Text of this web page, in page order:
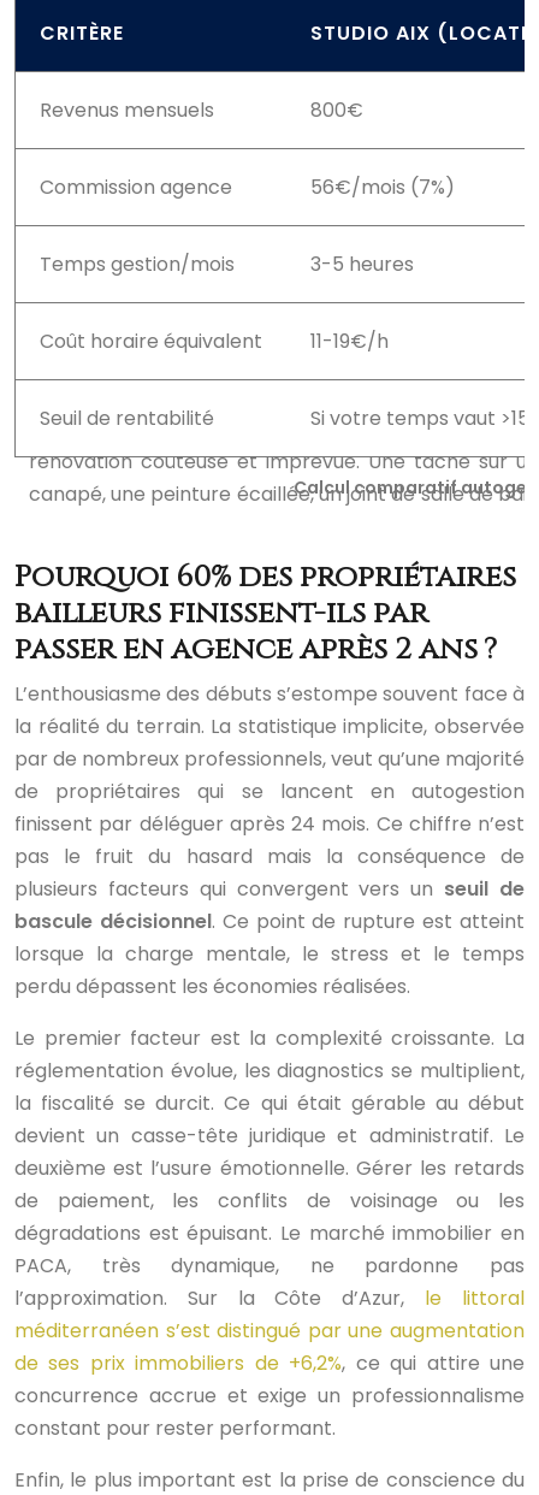
Calcul comparatif
CRITÈRE STUDIO AIX
Revenus mensuels 800€
Commission agence 56€/mois (7%)
Temps gestion/mois 3-5 heures
Coût horaire équivalent 11-19€/h
Seuil de rentabilité Si votre temps vaut
Pourquoi 60% des propriétaires
bailleurs finissent-ils par
passer en agence après 2 ans ?
L’enthousiasme des débuts s’estompe souvent face à
la réalité du terrain. La statistique implicite, observée
par de nombreux professionnels, veut qu’une majorité
de propriétaires qui se lancent en autogestion
finissent par déléguer après 24 mois. Ce chiffre n’est
pas le fruit du hasard mais la conséquence de
plusieurs facteurs qui convergent vers un seuil de
bascule décisionnel. Ce point de rupture est atteint
lorsque la charge mentale, le stress et le temps
perdu dépassent les économies réalisées.
Le premier facteur est la complexité croissante. La
réglementation évolue, les diagnostics se multiplient,
la fiscalité se durcit. Ce qui était gérable au début
devient un casse-tête juridique et administratif. Le
deuxième est l’usure émotionnelle. Gérer les retards
de paiement, les conflits de voisinage ou les
dégradations est épuisant. Le marché immobilier en
PACA, très dynamique, ne pardonne pas
l’approximation. Sur la Côte d’Azur, le littoral
méditerranéen s’est distingué par une augmentation
de ses prix immobiliers de +6,2%, ce qui attire une
concurrence accrue et exige un professionnalisme
constant pour rester performant.
Enfin, le plus important est la prise de conscience du